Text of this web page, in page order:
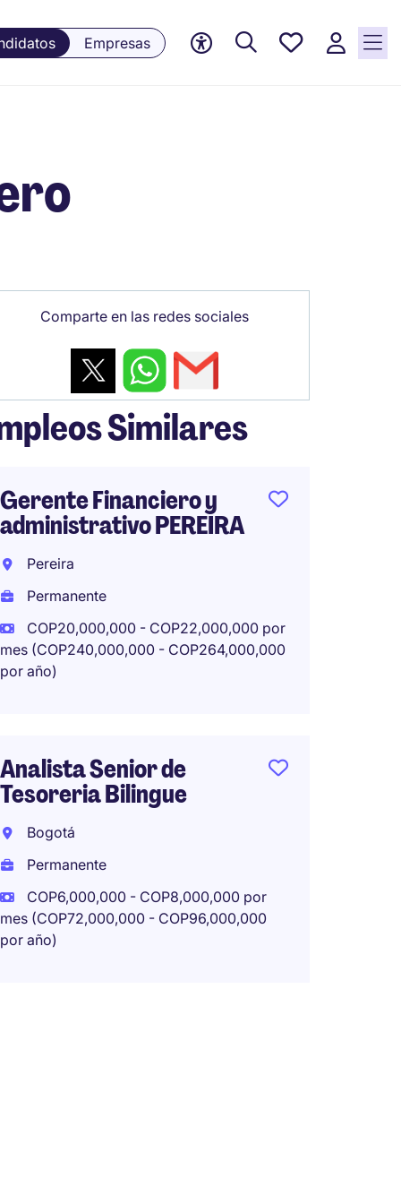
Empresas
Empleos
Comparte en las redes sociales
Similares
Gerente Financiero y
administrativo PEREIRA
Pereira
Permanente
COP20,000,000 - COP22,000,000 por
mes (COP240,000,000 - COP264,000,000
por año)
Analista Senior de
Tesoreria Bilingue
Bogotá
Permanente
COP6,000,000 - COP8,000,000 por
mes (COP72,000,000 - COP96,000,000
por año)